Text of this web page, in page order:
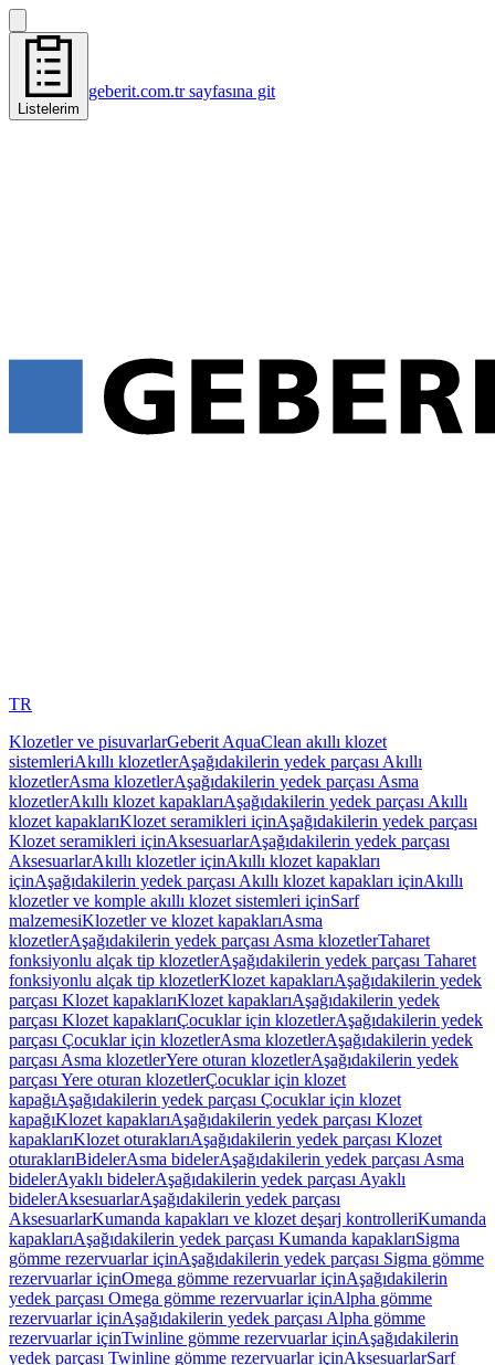
Listelerim
geberit.com.tr sayfasına git
TR
Klozetler ve pisuvarlarGeberit AquaClean akıllı klozet
sistemleriAkıllı klozetlerAşağıdakilerin yedek parçası Akıllı
klozetlerAsma klozetlerAşağıdakilerin yedek parçası Asma
klozetlerAkıllı klozet kapaklarıAşağıdakilerin yedek parçası Akıllı
klozet kapaklarıKlozet seramikleri içinAşağıdakilerin yedek parçası
Klozet seramikleri içinAksesuarlarAşağıdakilerin yedek parçası
AksesuarlarAkıllı klozetler içinAkıllı klozet kapakları
içinAşağıdakilerin yedek parçası Akıllı klozet kapakları içinAkıllı
klozetler ve komple akıllı klozet sistemleri içinSarf
malzemesiKlozetler ve klozet kapaklarıAsma
klozetlerAşağıdakilerin yedek parçası Asma klozetlerTaharet
fonksiyonlu alçak tip klozetlerAşağıdakilerin yedek parçası Taharet
fonksiyonlu alçak tip klozetlerKlozet kapaklarıAşağıdakilerin yedek
parçası Klozet kapaklarıKlozet kapaklarıAşağıdakilerin yedek
parçası Klozet kapaklarıÇocuklar için klozetlerAşağıdakilerin yedek
parçası Çocuklar için klozetlerAsma klozetlerAşağıdakilerin yedek
parçası Asma klozetlerYere oturan klozetlerAşağıdakilerin yedek
parçası Yere oturan klozetlerÇocuklar için klozet
kapağıAşağıdakilerin yedek parçası Çocuklar için klozet
kapağıKlozet kapaklarıAşağıdakilerin yedek parçası Klozet
kapaklarıKlozet oturaklarıAşağıdakilerin yedek parçası Klozet
oturaklarıBidelerAsma bidelerAşağıdakilerin yedek parçası Asma
bidelerAyaklı bidelerAşağıdakilerin yedek parçası Ayaklı
bidelerAksesuarlarAşağıdakilerin yedek parçası
AksesuarlarKumanda kapakları ve klozet deşarj kontrolleriKumanda
kapaklarıAşağıdakilerin yedek parçası Kumanda kapaklarıSigma
gömme rezervuarlar içinAşağıdakilerin yedek parçası Sigma gömme
rezervuarlar içinOmega gömme rezervuarlar içinAşağıdakilerin
yedek parçası Omega gömme rezervuarlar içinAlpha gömme
rezervuarlar içinAşağıdakilerin yedek parçası Alpha gömme
rezervuarlar içinTwinline gömme rezervuarlar içinAşağıdakilerin
yedek parçası Twinline gömme rezervuarlar içinAksesuarlarSarf